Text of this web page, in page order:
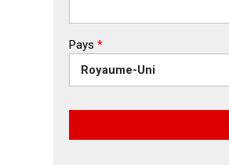
Pays *